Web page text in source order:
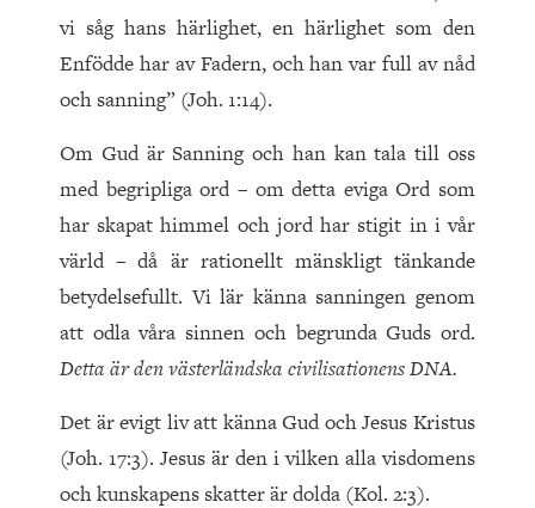
vi såg hans härlighet, en härlighet som den
Enfödde har av Fadern, och han var full av nåd
och sanning” (Joh. 1:14).
Om Gud är Sanning och han kan tala till oss
med begripliga ord – om detta eviga Ord som
har skapat himmel och jord har stigit in i vår
värld – då är rationellt mänskligt tänkande
betydelsefullt. Vi lär känna sanningen genom
att odla våra sinnen och begrunda Guds ord.
Detta är den västerländska civilisationens DNA.
Det är evigt liv att känna Gud och Jesus Kristus
(Joh. 17:3). Jesus är den i vilken alla visdomens
och kunskapens skatter är dolda (Kol. 2:3).